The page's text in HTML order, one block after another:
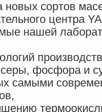
новых сортов
центра
нашей
фосфора и
самыми